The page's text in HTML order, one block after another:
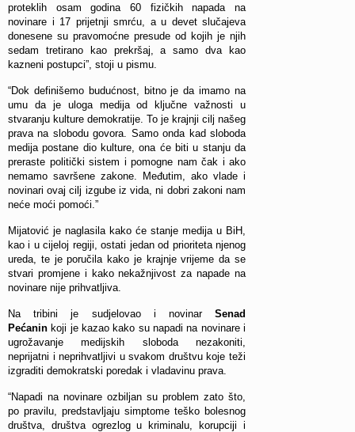
proteklih osam godina 60 fizičkih napada na
novinare i 17 prijetnji smrću, a u devet slučajeva
donesene su pravomoćne presude od kojih je njih
sedam tretirano kao prekršaj, a samo dva kao
kazneni postupci”, stoji u pismu.
“Dok definišemo budućnost, bitno je da imamo na
umu da je uloga medija od ključne važnosti u
stvaranju kulture demokratije. To je krajnji cilj našeg
prava na slobodu govora. Samo onda kad sloboda
medija postane dio kulture, ona će biti u stanju da
preraste politički sistem i pomogne nam čak i ako
nemamo savršene zakone. Međutim, ako vlade i
novinari ovaj cilj izgube iz vida, ni dobri zakoni nam
neće moći pomoći.”
Mijatović je naglasila kako će stanje medija u BiH,
kao i u cijeloj regiji, ostati jedan od prioriteta njenog
ureda, te je poručila kako je krajnje vrijeme da se
stvari promjene i kako nekažnjivost za napade na
novinare nije prihvatljiva.
Na tribini je sudjelovao i novinar Senad
Pećanin koji je kazao kako su napadi na novinare i
ugrožavanje medijskih sloboda nezakoniti,
neprijatni i neprihvatljivi u svakom društvu koje teži
izgraditi demokratski poredak i vladavinu prava.
“Napadi na novinare ozbiljan su problem zato što,
po pravilu, predstavljaju simptome teško bolesnog
društva, društva ogrezlog u kriminalu, korupciji i